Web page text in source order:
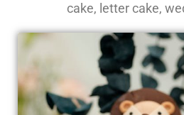
cake, letter cake,